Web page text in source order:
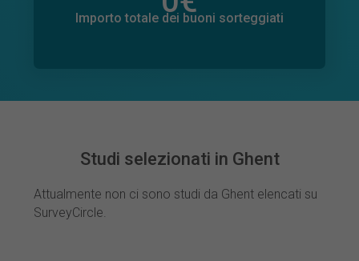
Importo totale dei buoni sorteggiati
0€
Studi selezionati in Ghent
Attualmente non ci sono studi da Ghent elencati su
SurveyCircle.